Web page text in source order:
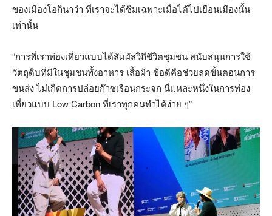
ของเมืองโอกินาว่า ที่เราจะได้ชิมเฉพาะเมื่อได้ไปเยือนเมืองนั้น
เท่านั้น
“การที่เราท่องเที่ยวแบบได้สัมผัสวิถีชีวิตชุมชน สนับสนุนการใช้
วัตถุดิบที่มีในชุมชนทั้งอาหาร เสื้อผ้า ข้อดีคือช่วยลดขั้นตอนการ
ขนส่ง ไม่เกิดการปล่อยก๊าซเรือนกระจก นี่แหละหนึ่งในการท่อง
เที่ยวแบบ Low Carbon ที่เราทุกคนทำได้ง่าย ๆ”